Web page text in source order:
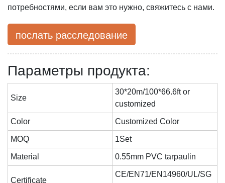
потребностями, если вам это нужно, свяжитесь с нами.
послать расследование
Параметры продукта:
Size
30*20m/100*66.6ft or
customized
Color Customized Color
MOQ 1Set
Material 0.55mm PVC tarpaulin
Certificate
CE/EN71/EN14960/UL/SG